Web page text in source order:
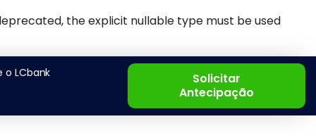
the explicit nullable type must be used
o LCbank
Solicitar
Antecipação